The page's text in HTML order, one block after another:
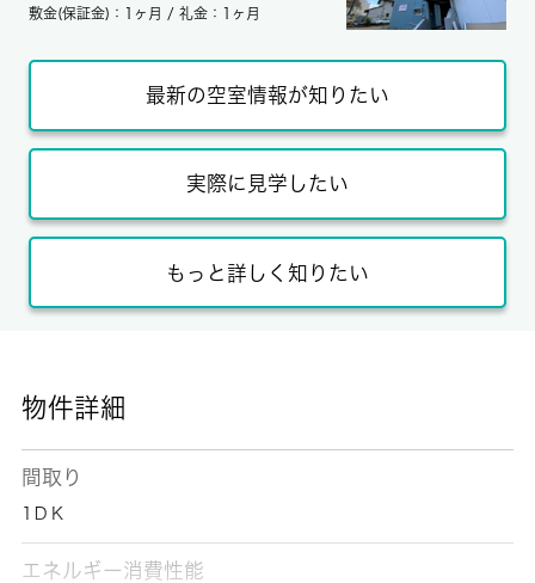
敷金(保証金)：1ヶ月 / 礼金：1ヶ月
最新の空室情報が知りたい
実際に見学したい
もっと詳しく知りたい
物件詳細
間取り
1ＤＫ
エネルギー消費性能